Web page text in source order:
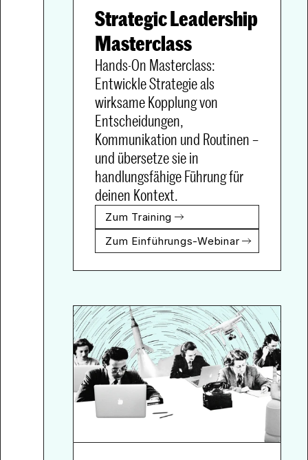
Strategic Leadership
Hands-On Masterclass:
Entwickle Strategie als
wirksame Kopplung von
Entscheidungen,
Kommunikation und Routinen –
und übersetze sie in
handlungsfähige Führung für
deinen Kontext.
Zum Training
Zum Einführungs-Webinar